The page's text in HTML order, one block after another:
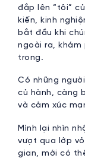
đắp lên “tôi”
kiến, kinh
bắt đầu khi
ngoài ra,
trong.
Có những
củ hành, càng
và cảm xúc
Mình lại nhìn
vượt qua lớp
gian, mới có